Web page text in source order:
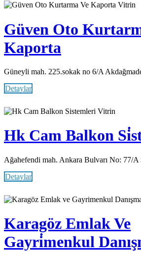
Vitrin
Güven Oto
Kaporta
Güneyli mah. 225.sokak no 6/A
Detaylar
Vitrin
Hk Cam Balkon
Ağahefendi mah. Ankara Bulvarı No: 77/A
Detaylar
Karagöz Emlak Ve
Gayri̇menkul